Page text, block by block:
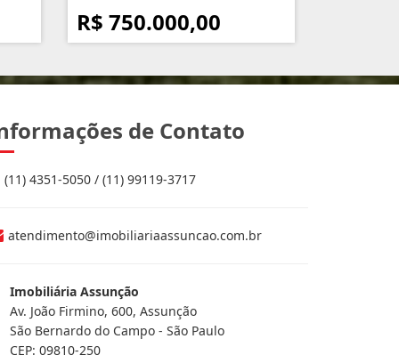
R$ 750.000,00
de Contato
(11) 4351-5050 / (11) 99119-3717
atendimento@imobiliariaassuncao.com.br
Imobiliária Assunção
Av. João Firmino, 600, Assunção
São Bernardo do Campo - São Paulo
CEP: 09810-250